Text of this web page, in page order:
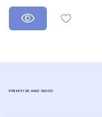
PRIMITIVE AND WOOD